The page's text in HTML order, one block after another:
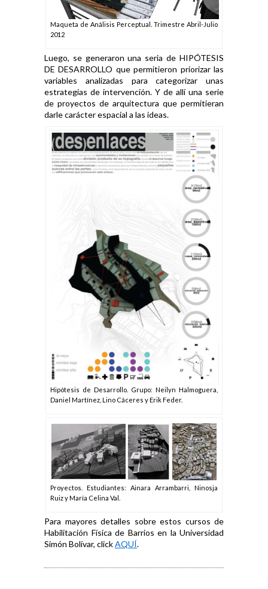
Maqueta de Análisis Perceptual. Trimestre Abril-Julio
2012
Luego, se generaron una seria de HIPÓTESIS
DE DESARROLLO que permitieron priorizar las
variables analizadas para categorizar unas
estrategias de intervención. Y de allí una serie
de proyectos de arquitectura que permitieran
darle carácter espacial a las ideas.
Hipótesis de Desarrollo. Grupo: Neilyn Halmoguera,
Daniel Martínez, Lino Cáceres y Erik Feder.
Proyectos. Estudiantes: Ainara Arrambarri, Ninosja
Ruiz y María Celina Val.
Para mayores detalles sobre estos cursos de
Habilitación Física de Barrios en la Universidad
Simón Bolívar, clickAQUÍ.